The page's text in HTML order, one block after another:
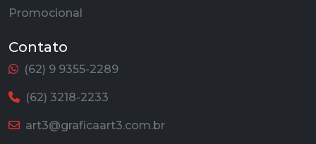
Promocional
Contato
(62) 9 9355-2289
(62) 3218-2233
art3@graficaart3.com.br